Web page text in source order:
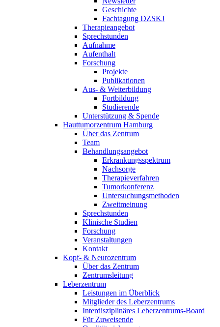
Geschichte
Fachtagung DZSKJ
Therapieangebot
Sprechstunden
Aufnahme
Aufenthalt
Forschung
Projekte
Publikationen
Aus- & Weiterbildung
Fortbildung
Studierende
Unterstützung & Spende
Hauttumorzentrum Hamburg
Über das Zentrum
Team
Behandlungsangebot
Erkrankungsspektrum
Nachsorge
Therapieverfahren
Tumorkonferenz
Untersuchungsmethoden
Zweitmeinung
Sprechstunden
Klinische Studien
Forschung
Veranstaltungen
Kontakt
Kopf- & Neurozentrum
Über das Zentrum
Zentrumsleitung
Leberzentrum
Leistungen im Überblick
Mitglieder des Leberzentrums
Interdisziplinäres Leberzentrums-Board
Für Zuweisende